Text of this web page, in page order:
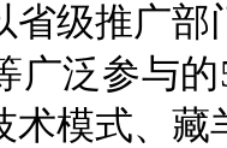
级推广部
广泛参与
术模式、